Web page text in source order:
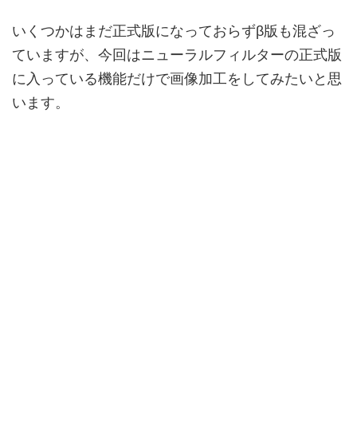
いくつかはまだ正式版になっておらずβ版も混ざっ
ていますが、今回はニューラルフィルターの正式版
に入っている機能だけで画像加工をしてみたいと思
います。